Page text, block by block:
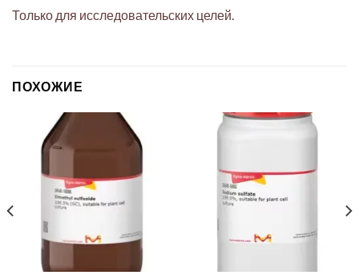
Только для исследовательских целей.
ПОХОЖИЕ